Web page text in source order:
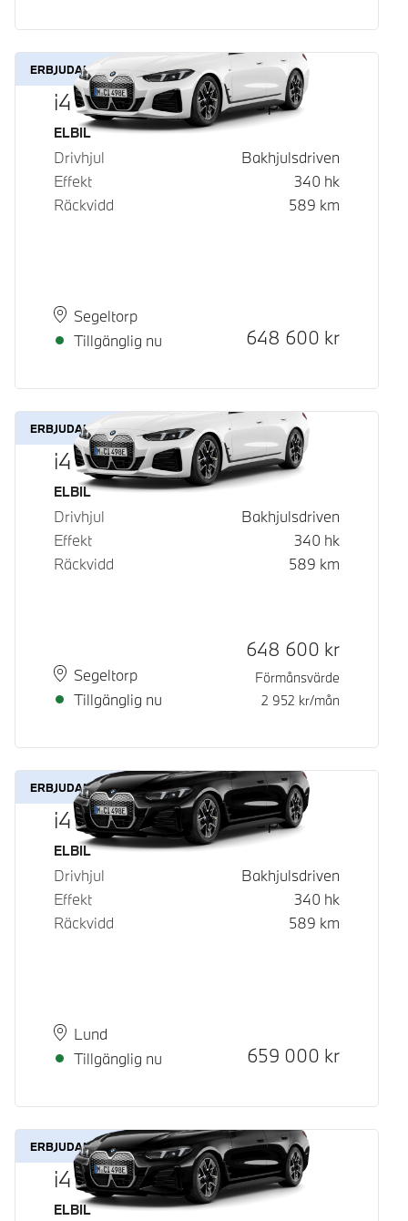
ERBJUDANDE
i4 eDrive40 Gran Coupé
Bränsle
ELBIL
Drivhjul
Bakhjulsdriven
Effekt
340 hk
Räckvidd
589 km
PlatsSegeltorp
Leveranstid
Tillgänglig nu
Kontantpris
648 600 kr
ERBJUDANDE
i4 eDrive40
Bränsle
ELBIL
Drivhjul
Bakhjulsdriven
Effekt
340 hk
Räckvidd
589 km
PlatsSegeltorp
Leveranstid
Tillgänglig nu
Kontantpris
648 600 kr
Förmånsvärde
2 952 kr/mån
ERBJUDANDE
i4 eDrive40 Gran Coupé
Bränsle
ELBIL
Drivhjul
Bakhjulsdriven
Effekt
340 hk
Räckvidd
589 km
PlatsLund
Leveranstid
Tillgänglig nu
Kontantpris
659 000 kr
ERBJUDANDE
i4 eDrive40
Bränsle
ELBIL